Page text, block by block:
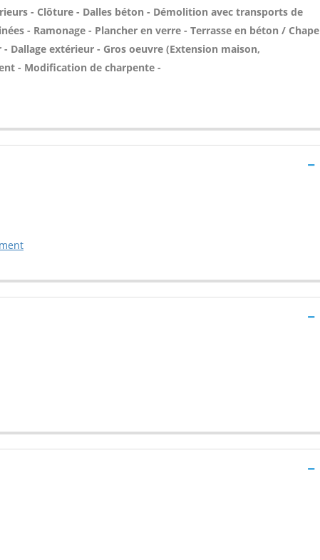
- Clôture - Dalles béton - Démolition avec transports de
- Ramonage - Plancher en verre - Terrasse en béton / Chape
Dallage extérieur - Gros oeuvre (Extension maison,
- Modification de charpente -